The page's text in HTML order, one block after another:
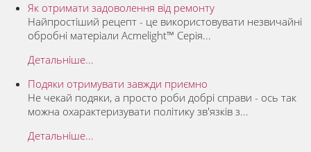
Як отримати задоволення від ремонту
Найпростіший рецепт - це використовувати незвичайні
обробні матеріали Acmelight™ Серія...
Детальніше...
Подяки отримувати завжди приємно
Не чекай подяки, а просто роби добрі справи - ось так
можна охарактеризувати політику зв'язків з...
Детальніше...